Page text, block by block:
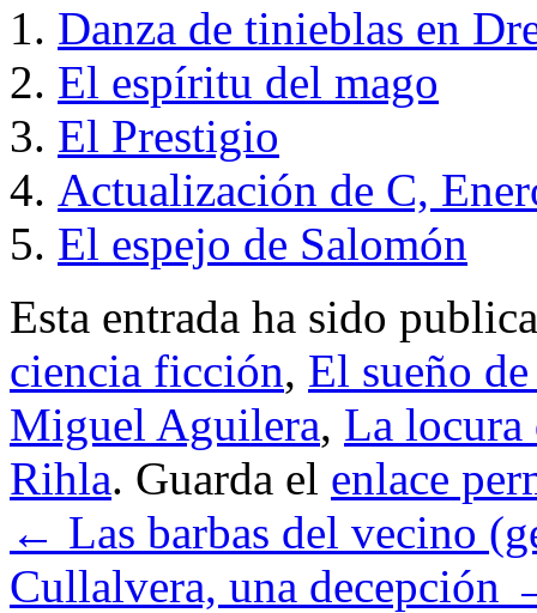
Danza de tinieblas en
El espíritu del mago
El Prestigio
Actualización de C,
El espejo de Salomón
Esta entrada ha sido
ciencia ficción, El sueño
Miguel Aguilera, La locura
Rihla. Guarda el enlace
← Las barbas del vecino
Cullalvera, una decepción